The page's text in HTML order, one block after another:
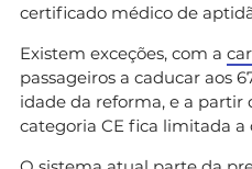
certificado médico de
Existem exceções, com a
passageiros a caducar aos
idade da reforma, e a partir
categoria CE fica limitada a